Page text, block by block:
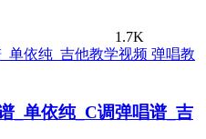
1.7K
弹唱教
_单依纯_C调弹唱谱_吉